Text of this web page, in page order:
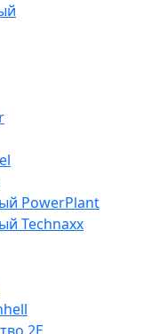
PowerPlant
Technaxx